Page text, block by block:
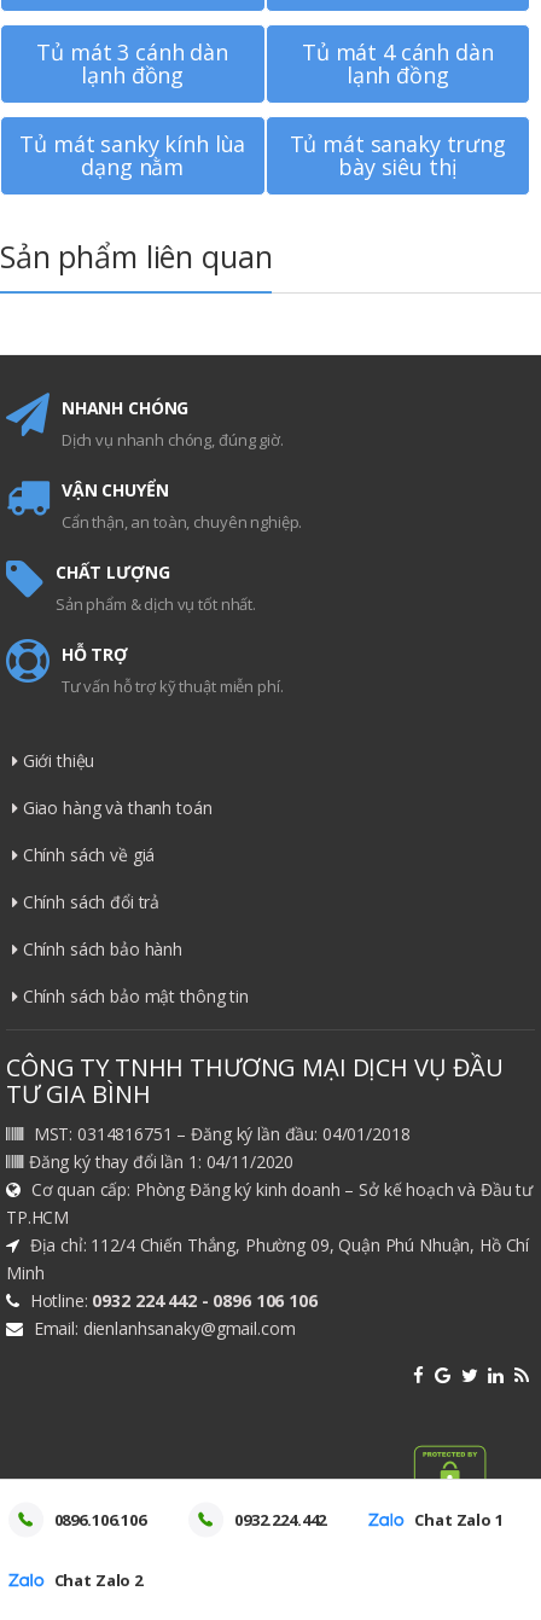
Tủ mát 3 cánh dàn
lạnh đồng
Tủ mát 4 cánh dàn
lạnh đồng
Tủ mát sanky kính lùa
dạng nằm
Tủ mát sanaky trưng
bày siêu thị
Sản phẩm liên quan
NHANH CHÓNG
Dịch vụ nhanh chóng, đúng giờ.
VẬN CHUYỂN
Cẩn thận, an toàn, chuyên nghiệp.
CHẤT LƯỢNG
Sản phẩm & dịch vụ tốt nhất.
HỖ TRỢ
Tư vấn hỗ trợ kỹ thuật miễn phí.
Giới thiệu
Giao hàng và thanh toán
Chính sách về giá
Chính sách đổi trả
Chính sách bảo hành
Chính sách bảo mật thông tin
CÔNG TY TNHH THƯƠNG MẠI DỊCH VỤ ĐẦU
TƯ GIA BÌNH
MST: 0314816751 – Đăng ký lần đầu: 04/01/2018
Đăng ký thay đổi lần 1: 04/11/2020
Cơ quan cấp: Phòng Đăng ký kinh doanh – Sở kế hoạch và Đầu tư
TP.HCM
Địa chỉ: 112/4 Chiến Thắng, Phường 09, Quận Phú Nhuận, Hồ Chí
Minh
Hotline: 0932 224 442 - 0896 106 106
Email: dienlanhsanaky@gmail.com
0896.106.106 0932.224.442 Chat Zalo 1
Chat Zalo 2